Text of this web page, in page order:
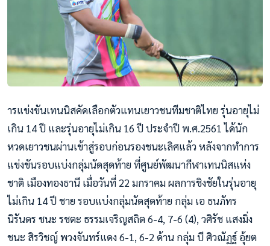
ารแข่งขันเทนนิสคัดเลือกตัวแทนเยาวชนทีมชาติไทย รุ่นอายุไม่
เกิน 14 ปี และรุ่นอายุไม่เกิน 16 ปี ประจำปี พ.ศ.2561 ได้นัก
หวดเยาวชนผ่านเข้าสู่รอบก่อนรองชนะเลิศแล้ว หลังจากทำการ
แข่งขันรอบแบ่งกลุ่มนัดสุดท้าย ที่ศูนย์พัฒนากีฬาเทนนิสแห่ง
ชาติ เมืองทองธานี เมื่อวันที่ 22 มกราคม ผลการชิงชัยในรุ่นอายุ
ไม่เกิน 14 ปี ชาย รอบแบ่งกลุ่มนัดสุดท้าย กลุ่ม เอ ธนภัทร
นิรันดร ชนะ รชตะ ธรรมเจริญสถิต 6-4, 7-6 (4), วศิรัช แสงมิ่ง
ชนะ สิรวิชญ์ พวงจันทร์แดง 6-1, 6-2 ด้าน กลุ่ม บี ศิวณัฏฐ์ อุ้ยต